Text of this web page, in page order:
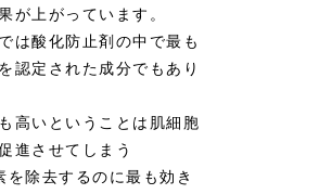
が上がっています。
は酸化防止剤の中で最も
認定された成分でもあり
高いということは肌細胞
進させてしまう
を除去するのに最も効き